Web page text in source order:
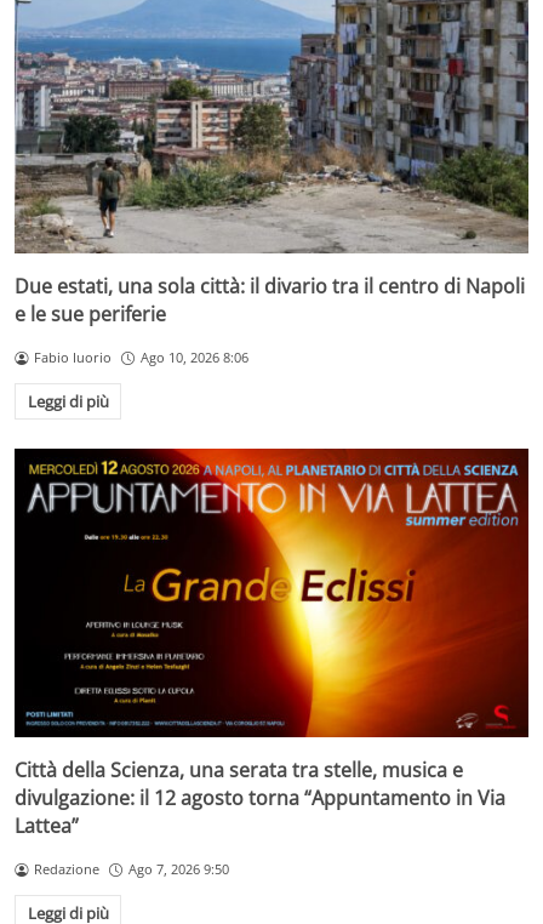
Due estati, una sola città: il divario tra il centro di Napoli
e le sue periferie
Fabio Iuorio Ago 10, 2026 8:06
Leggi di più
Città della Scienza, una serata tra stelle, musica e
divulgazione: il 12 agosto torna “Appuntamento in Via
Lattea”
Redazione Ago 7, 2026 9:50
Leggi di più